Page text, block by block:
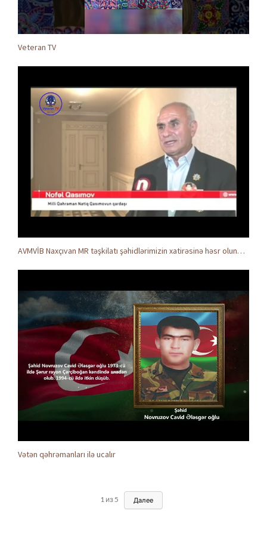
Veteran TV
AVMVİB Naxçıvan MR təşkilatı şəhidlərimizin xatirəsinə həsr olunmuş tədbir keçirdi
Vətən qəhrəmanları ilə ucalır
1 из5 Далее